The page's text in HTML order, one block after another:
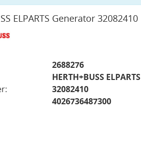
ELPARTS Generator 32082410
2688276
HERTH+BUSS ELPARTS
32082410
4026736487300